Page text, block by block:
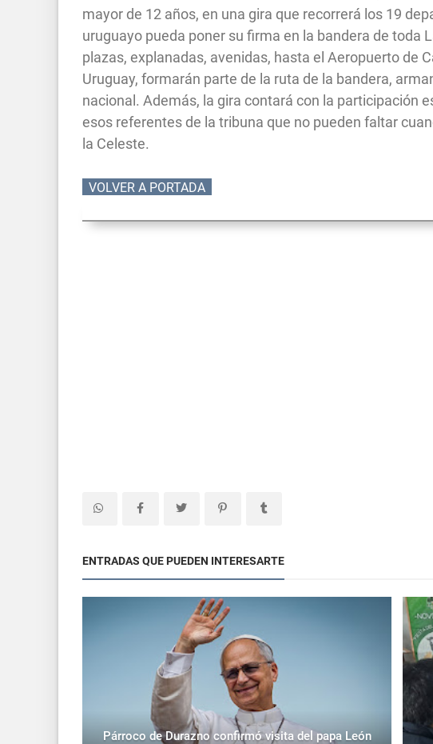
mayor de 12 años, en una gira que recorrerá los 19
uruguayo pueda poner su firma en la bandera de toda
plazas, explanadas, avenidas, hasta el Aeropuerto de
Uruguay, formarán parte de la ruta de la bandera,
nacional. Además, la gira contará con la participación
esos referentes de la tribuna que no pueden faltar
la Celeste.
VOLVER A PORTADA
ENTRADAS QUE PUEDEN INTERESARTE
Párroco de Durazno confirmó visita del papa León